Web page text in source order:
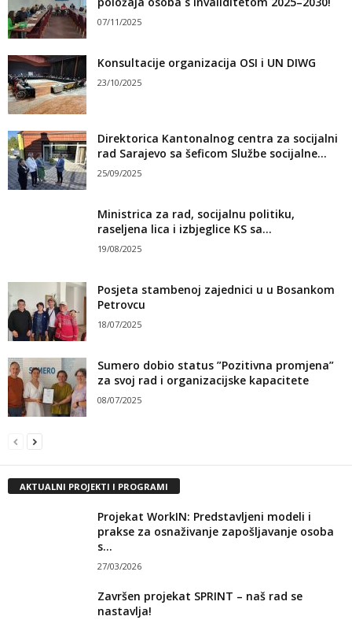
07/11/2025
Konsultacije organizacija OSI i UN DIWG
23/10/2025
Direktorica Kantonalnog centra za socijalni
rad Sarajevo sa šeficom Službe socijalne...
25/09/2025
Ministrica za rad, socijalnu politiku,
raseljena lica i izbjeglice KS sa...
19/08/2025
Posjeta stambenoj zajednici u u Bosankom
Petrovcu
18/07/2025
Sumero dobio status ”Pozitivna promjena”
za svoj rad i organizacijske kapacitete
08/07/2025
AKTUALNI PROJEKTI I PROGRAMI
Projekat WorkIN: Predstavljeni modeli i
prakse za osnaživanje zapošljavanje osoba
s...
27/03/2026
Završen projekat SPRINT – naš rad se
nastavlja!